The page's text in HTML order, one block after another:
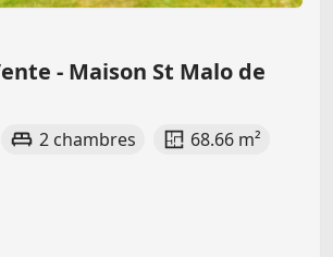
- Maison St Malo de
2 chambres 68.66 m²